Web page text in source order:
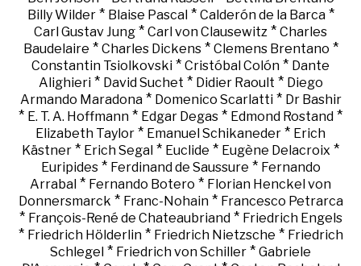
Billy Wilder* Blaise Pascal* Calderón de la Barca*
Carl Gustav Jung * Carl von Clausewitz * Charles
Baudelaire * Charles Dickens* Clemens Brentano *
Constantin Tsiolkovski * Cristóbal Colón * Dante
Alighieri* David Suchet * Didier Raoult * Diego
Armando Maradona* Domenico Scarlatti* Dr Bashir
* E. T. A. Hoffmann * Edgar Degas * Edmond Rostand *
Elizabeth Taylor * Emanuel Schikaneder * Erich
Kästner * Erich Segal * Euclide * Eugène Delacroix *
Euripides* Ferdinand de Saussure * Fernando
Arrabal * Fernando Botero * Florian Henckel von
Donnersmarck * Franc-Nohain* Francesco Petrarca
* François-René de Chateaubriand* Friedrich Engels
* Friedrich Hölderlin* Friedrich Nietzsche * Friedrich
Schlegel * Friedrich von Schiller * Gabriele